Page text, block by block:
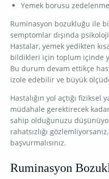
Yemek borusu
Ruminasyon bozukluğu ile
semptomlar dışında
Hastalar, yemek yedikten
bildikleri için toplum içinde
Bu durum devam ettikçe
izole edebilir ve büyük
Hastalığın yol açtığı
müdahale gerektirecek
sahip olduğunuzu
rahatsızlığı
başvurmalısınız.
Ruminasyon